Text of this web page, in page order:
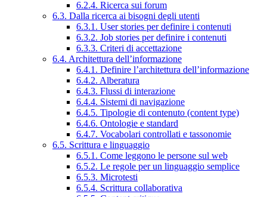
6.2.4. Ricerca sui forum
6.3. Dalla ricerca ai bisogni degli utenti
6.3.1. User stories per definire i contenuti
6.3.2. Job stories per definire i contenuti
6.3.3. Criteri di accettazione
6.4. Architettura dell’informazione
6.4.1. Definire l’architettura dell’informazione
6.4.2. Alberatura
6.4.3. Flussi di interazione
6.4.4. Sistemi di navigazione
6.4.5. Tipologie di contenuto (content type)
6.4.6. Ontologie e standard
6.4.7. Vocabolari controllati e tassonomie
6.5. Scrittura e linguaggio
6.5.1. Come leggono le persone sul web
6.5.2. Le regole per un linguaggio semplice
6.5.3. Microtesti
6.5.4. Scrittura collaborativa